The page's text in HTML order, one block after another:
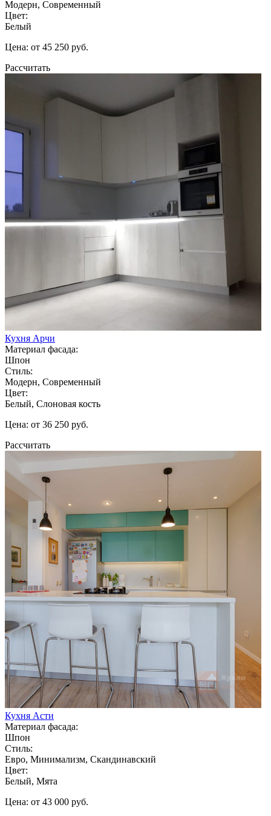
Модерн, Современный
Цвет:
Белый
Цена: от 45 250 руб.
Рассчитать
Кухня Арчи
Материал фасада:
Шпон
Стиль:
Модерн, Современный
Цвет:
Белый, Слоновая кость
Цена: от 36 250 руб.
Рассчитать
Кухня Асти
Материал фасада:
Шпон
Стиль:
Евро, Минимализм, Скандинавский
Цвет:
Белый, Мята
Цена: от 43 000 руб.